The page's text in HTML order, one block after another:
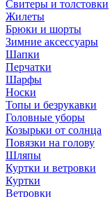
Свитеры и толстовки
Жилеты
Брюки и шорты
Зимние аксессуары
Шапки
Перчатки
Шарфы
Носки
Топы и безрукавки
Головные уборы
Козырьки от солнца
Повязки на голову
Шляпы
Куртки и ветровки
Куртки
Ветровки